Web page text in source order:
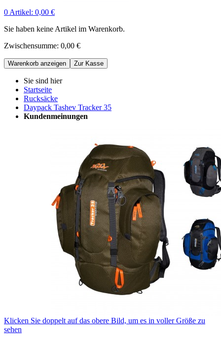
0 Artikel: 0,00 €
Sie haben keine Artikel im Warenkorb.
Zwischensumme: 0,00 €
Warenkorb anzeigen Zur Kasse
Sie sind hier
Startseite
Rucksäcke
Daypack Tashev Tracker 35
Kundenmeinungen
Klicken Sie doppelt auf das obere Bild, um es in voller Größe zu
sehen